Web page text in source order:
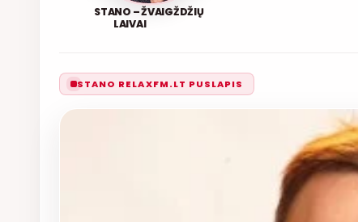
STANO – ŽVAIGŽDŽIŲ
LAIVAI
STANO RELAXFM.LT PUSLAPIS